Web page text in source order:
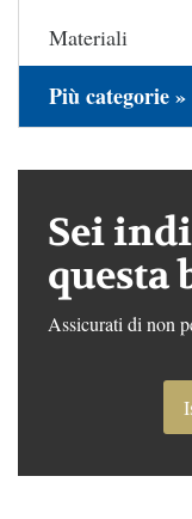
Materiali
Più categorie »
Sei
questa
Assicurati di non